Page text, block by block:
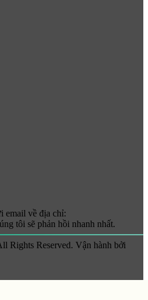
email về địa chỉ:
tôi sẽ phản hồi nhanh nhất.
Reserved. Vận hành bởi